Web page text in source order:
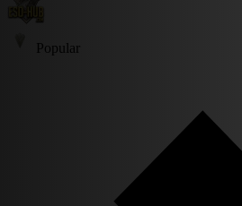
Popular